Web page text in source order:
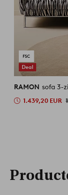
Deal
RAMON sofa 3-
1.439,20 EUR